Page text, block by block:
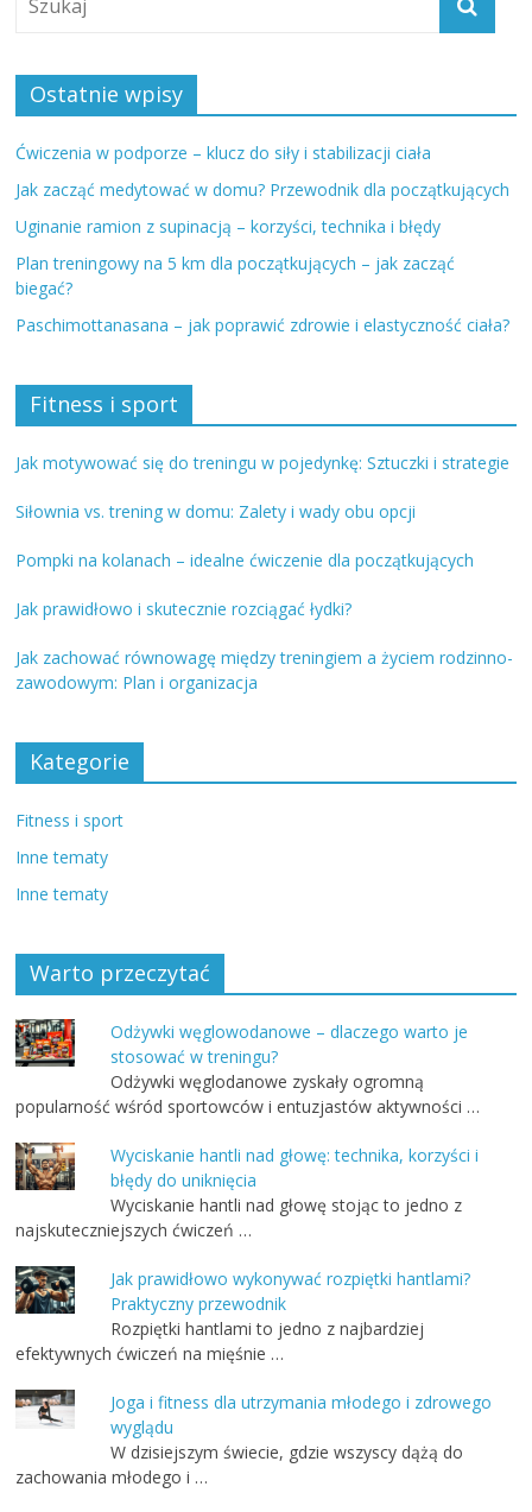
Ostatnie wpisy
Ćwiczenia w podporze – klucz do siły i stabilizacji ciała
Jak zacząć medytować w domu? Przewodnik dla początkujących
Uginanie ramion z supinacją – korzyści, technika i błędy
Plan treningowy na 5 km dla początkujących – jak zacząć
biegać?
Paschimottanasana – jak poprawić zdrowie i elastyczność ciała?
Fitness i sport
Jak motywować się do treningu w pojedynkę: Sztuczki i strategie
Siłownia vs. trening w domu: Zalety i wady obu opcji
Pompki na kolanach – idealne ćwiczenie dla początkujących
Jak prawidłowo i skutecznie rozciągać łydki?
Jak zachować równowagę między treningiem a życiem rodzinno-
zawodowym: Plan i organizacja
Kategorie
Fitness i sport
Inne tematy
Inne tematy
Warto przeczytać
Odżywki węglowodanowe – dlaczego warto je
stosować w treningu?
Odżywki węglodanowe zyskały ogromną
popularność wśród sportowców i entuzjastów aktywności …
Wyciskanie hantli nad głowę: technika, korzyści i
błędy do uniknięcia
Wyciskanie hantli nad głowę stojąc to jedno z
najskuteczniejszych ćwiczeń …
Jak prawidłowo wykonywać rozpiętki hantlami?
Praktyczny przewodnik
Rozpiętki hantlami to jedno z najbardziej
efektywnych ćwiczeń na mięśnie …
Joga i fitness dla utrzymania młodego i zdrowego
wyglądu
W dzisiejszym świecie, gdzie wszyscy dążą do
zachowania młodego i …